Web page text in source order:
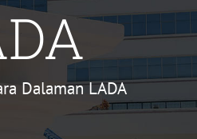
Dalaman LADA